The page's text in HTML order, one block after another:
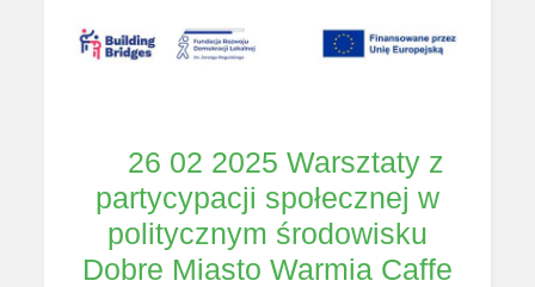
26 02 2025 Warsztaty z
partycypacji społecznej w
politycznym środowisku
Dobre Miasto Warmia Caffe